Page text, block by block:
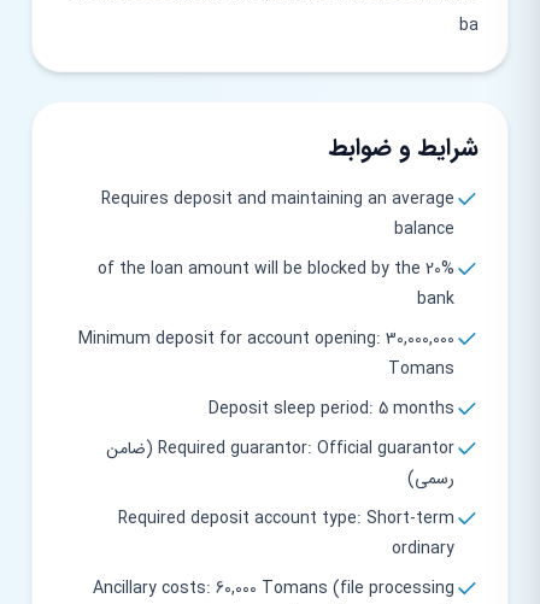
ba
شرایط و ضوابط
Requires deposit and maintaining an average
balance
20% of the loan amount will be blocked by the
bank
Minimum deposit for account opening: 30,000,000
Tomans
Deposit sleep period: 5 months
Required guarantor: Official guarantor (ضامن
رسمی)
Required deposit account type: Short-term
ordinary
Ancillary costs: 60,000 Tomans (file processing